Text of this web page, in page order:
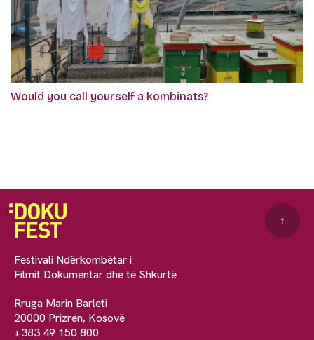
Would you call yourself a kombinats?
Festivali Ndërkombëtar i
Filmit Dokumentar dhe të Shkurtë
Rruga Marin Barleti
20000 Prizren, Kosovë
+383 49 150 800
↑